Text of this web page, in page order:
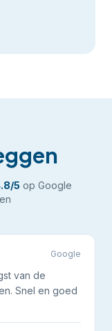
/5 op Google
Google
van de
Snel en goed